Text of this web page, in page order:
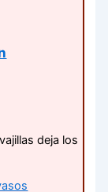
deja los